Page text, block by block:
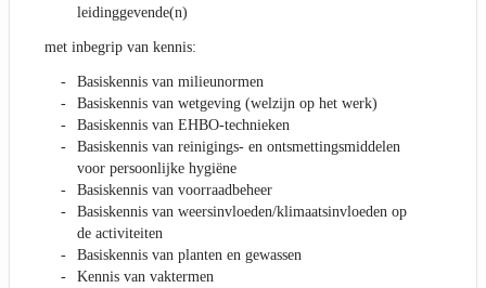
leidinggevende(n)
met inbegrip van kennis:
Basiskennis van milieunormen
Basiskennis van wetgeving (welzijn op het werk)
Basiskennis van EHBO-technieken
Basiskennis van reinigings- en ontsmettingsmiddelen
voor persoonlijke hygiëne
Basiskennis van voorraadbeheer
Basiskennis van weersinvloeden/klimaatsinvloeden op
de activiteiten
Basiskennis van planten en gewassen
Kennis van vaktermen